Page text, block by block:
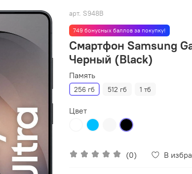
арт. S948B
749 бонусных баллов за покупку!
Смартфон Samsung
Черный (Black)
Память
256 гб 512 гб 1 тб
Цвет
(0) В